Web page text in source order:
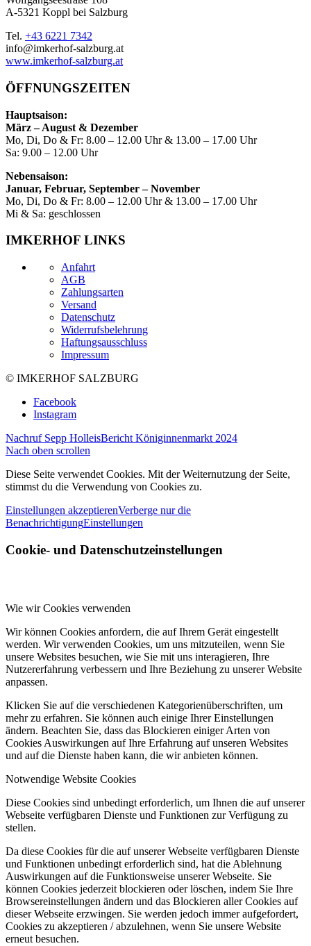
A-5321 Koppl bei Salzburg
Tel. +43 6221 7342
info@imkerhof-salzburg.at
www.imkerhof-salzburg.at
ÖFFNUNGSZEITEN
Hauptsaison:
März – August & Dezember
Mo, Di, Do & Fr: 8.00 – 12.00 Uhr & 13.00 – 17.00 Uhr
Sa: 9.00 – 12.00 Uhr
Nebensaison:
Januar, Februar, September – November
Mo, Di, Do & Fr: 8.00 – 12.00 Uhr & 13.00 – 17.00 Uhr
Mi & Sa: geschlossen
IMKERHOF LINKS
Anfahrt
AGB
Zahlungsarten
Versand
Datenschutz
Widerrufsbelehrung
Haftungsausschluss
Impressum
© IMKERHOF SALZBURG
Facebook
Instagram
Nachruf Sepp HolleisBericht Königinnenmarkt 2024
Nach oben scrollen
Diese Seite verwendet Cookies. Mit der Weiternutzung der Seite,
stimmst du die Verwendung von Cookies zu.
Einstellungen akzeptierenVerberge nur die
BenachrichtigungEinstellungen
Cookie- und Datenschutzeinstellungen
Wie wir Cookies verwenden
Wir können Cookies anfordern, die auf Ihrem Gerät eingestellt
werden. Wir verwenden Cookies, um uns mitzuteilen, wenn Sie
unsere Websites besuchen, wie Sie mit uns interagieren, Ihre
Nutzererfahrung verbessern und Ihre Beziehung zu unserer Website
anpassen.
Klicken Sie auf die verschiedenen Kategorienüberschriften, um
mehr zu erfahren. Sie können auch einige Ihrer Einstellungen
ändern. Beachten Sie, dass das Blockieren einiger Arten von
Cookies Auswirkungen auf Ihre Erfahrung auf unseren Websites
und auf die Dienste haben kann, die wir anbieten können.
Notwendige Website Cookies
Diese Cookies sind unbedingt erforderlich, um Ihnen die auf unserer
Webseite verfügbaren Dienste und Funktionen zur Verfügung zu
stellen.
Da diese Cookies für die auf unserer Webseite verfügbaren Dienste
und Funktionen unbedingt erforderlich sind, hat die Ablehnung
Auswirkungen auf die Funktionsweise unserer Webseite. Sie
können Cookies jederzeit blockieren oder löschen, indem Sie Ihre
Browsereinstellungen ändern und das Blockieren aller Cookies auf
dieser Webseite erzwingen. Sie werden jedoch immer aufgefordert,
Cookies zu akzeptieren / abzulehnen, wenn Sie unsere Website
erneut besuchen.